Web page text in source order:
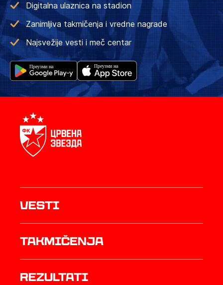
Digitalna ulaznica na stadion
Zanimljiva takmičenja i vredne nagrade
Najsvežije vesti i meč centar
Vesti
Takmičenja
rezultati